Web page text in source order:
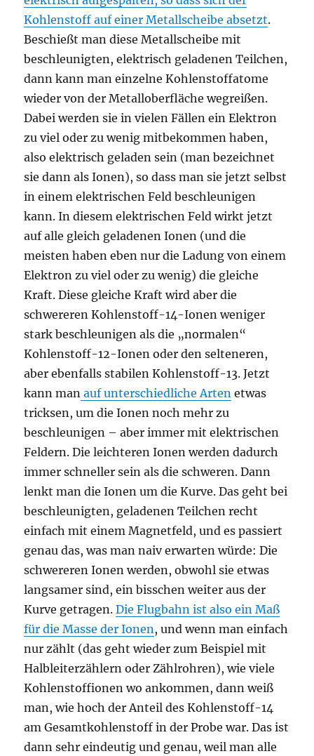
Kohlenstoff auf einer Metallscheibe absetzt.
Beschießt man diese Metallscheibe mit
beschleunigten, elektrisch geladenen Teilchen,
dann kann man einzelne Kohlenstoffatome
wieder von der Metalloberfläche wegreißen.
Dabei werden sie in vielen Fällen ein Elektron
zu viel oder zu wenig mitbekommen haben,
also elektrisch geladen sein (man bezeichnet
sie dann als Ionen), so dass man sie jetzt selbst
in einem elektrischen Feld beschleunigen
kann. In diesem elektrischen Feld wirkt jetzt
auf alle gleich geladenen Ionen (und die
meisten haben eben nur die Ladung von einem
Elektron zu viel oder zu wenig) die gleiche
Kraft. Diese gleiche Kraft wird aber die
schwereren Kohlenstoff-14-Ionen weniger
stark beschleunigen als die „normalen“
Kohlenstoff-12-Ionen oder den selteneren,
aber ebenfalls stabilen Kohlenstoff-13. Jetzt
kann man auf unterschiedliche Arten etwas
tricksen, um die Ionen noch mehr zu
beschleunigen – aber immer mit elektrischen
Feldern. Die leichteren Ionen werden dadurch
immer schneller sein als die schweren. Dann
lenkt man die Ionen um die Kurve. Das geht bei
beschleunigten, geladenen Teilchen recht
einfach mit einem Magnetfeld, und es passiert
genau das, was man naiv erwarten würde: Die
schwereren Ionen werden, obwohl sie etwas
langsamer sind, ein bisschen weiter aus der
Kurve getragen.Die Flugbahn ist also ein Maß
für die Masse der Ionen, und wenn man einfach
nur zählt (das geht wieder zum Beispiel mit
Halbleiterzählern oder Zählrohren), wie viele
Kohlenstoffionen wo ankommen, dann weiß
man, wie hoch der Anteil des Kohlenstoff-14
am Gesamtkohlenstoff in der Probe war. Das ist
dann sehr eindeutig und genau, weil man alle